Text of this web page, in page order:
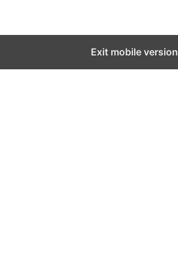
Exit mobile version